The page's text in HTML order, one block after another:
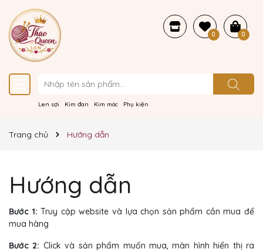
Len sợi Kim đan Kim móc Phụ kiện
0 0
Trang chủ Hướng dẫn
Hướng dẫn
Bước 1: Truy cập website và lựa chọn sản phẩm cần mua để
mua hàng
Bước 2: Click và sản phẩm muốn mua, màn hình hiển thị ra